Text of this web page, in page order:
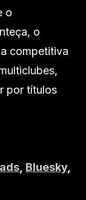
o
o
competitiva
por títulos
Bluesky,